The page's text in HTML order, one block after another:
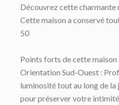
Découvrez cette charmante
Cette maison a conservé
50
Points forts de cette maison
Orientation Sud-Ouest :
luminosité tout au long de la
pour préserver votre